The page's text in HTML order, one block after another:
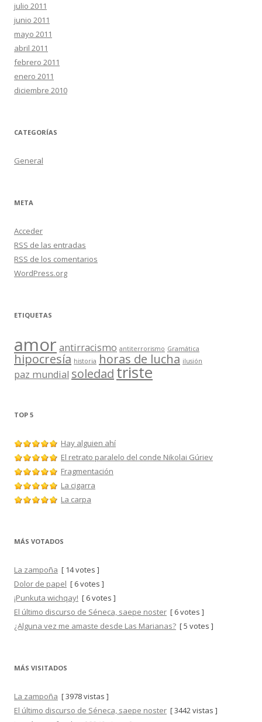
julio 2011
junio 2011
mayo 2011
abril 2011
febrero 2011
enero 2011
diciembre 2010
CATEGORÍAS
General
META
Acceder
RSS de las entradas
RSS de los comentarios
WordPress.org
ETIQUETAS
amor antirracismo antiterrorismo Gramática
hipocresía historia horas de lucha ilusión
paz mundial soledad triste
TOP 5
Hay alguien ahí
El retrato paralelo del conde Nikolai Gúriev
Fragmentación
La cigarra
La carpa
MÁS VOTADOS
La zampoña [ 14 votes ]
Dolor de papel [ 6 votes ]
¡Punkuta wichqay! [ 6 votes ]
El último discurso de Séneca, saepe noster [ 6 votes ]
¿Alguna vez me amaste desde Las Marianas? [ 5 votes ]
MÁS VISITADOS
La zampoña [ 3978 vistas ]
El último discurso de Séneca, saepe noster [ 3442 vistas ]